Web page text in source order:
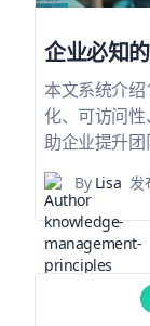
企业必知
本文系统介
化、可访问
助企业提升团
ByLisa 发